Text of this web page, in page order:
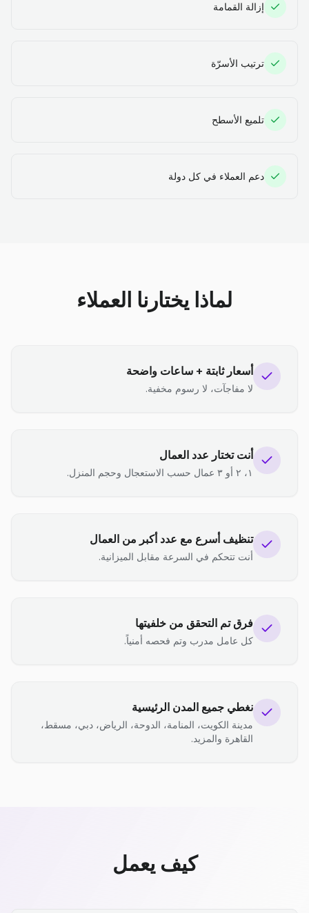
إزالة القمامة
ترتيب الأسرّة
تلميع الأسطح
دعم العملاء في كل دولة
لماذا يختارنا العملاء
أسعار ثابتة + ساعات واضحة
لا مفاجآت، لا رسوم مخفية.
أنت تختار عدد العمال
١، ٢ أو ٣ عمال حسب الاستعجال وحجم المنزل.
تنظيف أسرع مع عدد أكبر من العمال
أنت تتحكم في السرعة مقابل الميزانية.
فرق تم التحقق من خلفيتها
كل عامل مدرب وتم فحصه أمنياً.
نغطي جميع المدن الرئيسية
مدينة الكويت، المنامة، الدوحة، الرياض، دبي، مسقط،
القاهرة والمزيد.
كيف يعمل